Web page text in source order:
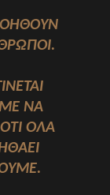
ΝΑ
ΟΛΑ